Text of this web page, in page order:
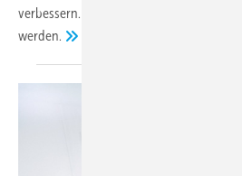
verbessern. Aber sie müssen hygienisch
werden.